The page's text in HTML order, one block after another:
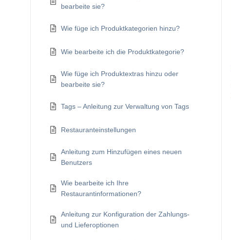
bearbeite sie?
Wie füge ich Produktkategorien hinzu?
Wie bearbeite ich die Produktkategorie?
Wie füge ich Produktextras hinzu oder
bearbeite sie?
Tags – Anleitung zur Verwaltung von Tags
Restauranteinstellungen
Anleitung zum Hinzufügen eines neuen
Benutzers
Wie bearbeite ich Ihre
Restaurantinformationen?
Anleitung zur Konfiguration der Zahlungs-
und Lieferoptionen